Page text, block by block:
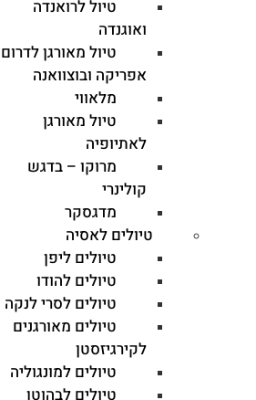
טיול לרואנדה
ואוגנדה
טיול מאורגן לדרום
אפריקה ובוצוואנה
מלאווי
טיול מאורגן
לאתיופיה
מרוקו – בדגש
קולינרי
מדגסקר
טיולים לאסיה
טיולים ליפן
טיולים להודו
טיולים לסרי לנקה
טיולים מאורגנים
לקירגיזסטן
טיולים למונגוליה
טיולים לבהוטן
הערות למחיר
דמי ביטול ותנאים כלליים
הערות חשובות
הערות והמלצות